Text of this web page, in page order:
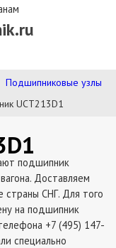
Подшипниковые узлы
UCT213D1
подшипник
Доставляем
СНГ. Для того
на подшипник
+7 (495) 147-
специально